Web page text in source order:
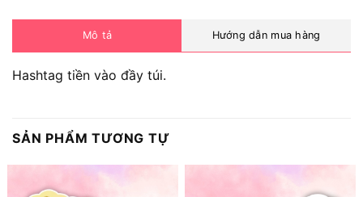
Mô tả Hướng dẫn mua hàng
Hashtag tiền vào đầy túi.
SẢN PHẨM TƯƠNG TỰ